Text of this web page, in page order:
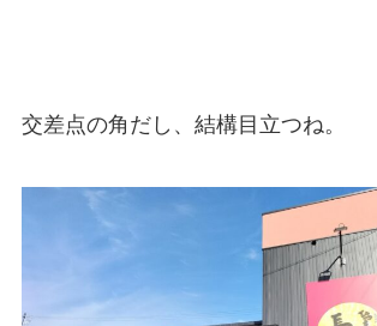
交差点の角だし、結構目立つね。